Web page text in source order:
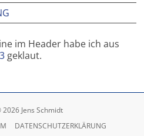
im Header habe ich aus
geklaut.
Jens Schmidt
DATENSCHUTZERKLÄRUNG